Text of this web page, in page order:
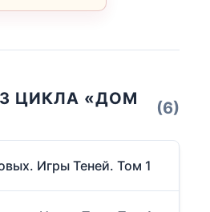
ЦИКЛА «ДОМ
(6)
Игры Теней. Том 1